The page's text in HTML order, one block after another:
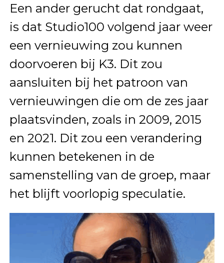
Een ander gerucht dat rondgaat,
is dat Studio100 volgend jaar weer
een vernieuwing zou kunnen
doorvoeren bij K3. Dit zou
aansluiten bij het patroon van
vernieuwingen die om de zes jaar
plaatsvinden, zoals in 2009, 2015
en 2021. Dit zou een verandering
kunnen betekenen in de
samenstelling van de groep, maar
het blijft voorlopig speculatie.